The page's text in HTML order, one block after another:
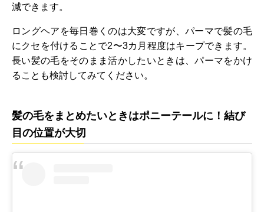
減できます。
ロングヘアを毎日巻くのは大変ですが、パーマで髪の毛
にクセを付けることで2〜3カ月程度はキープできます。
長い髪の毛をそのまま活かしたいときは、パーマをかけ
ることも検討してみてください。
髪の毛をまとめたいときはポニーテールに！結び
目の位置が大切